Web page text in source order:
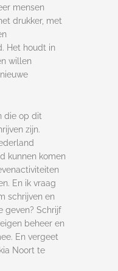
mensen
drukker, met
Het houdt in
willen
die op dit
zijn.
kunnen komen
En ik vraag
schrijven en
geven? Schrijf
beheer en
En vergeet
Noort te